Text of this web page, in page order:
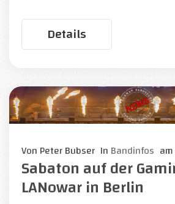
Details
Von Peter Bubser In Bandinfos am
Sabaton auf der
LANowar in Berlin